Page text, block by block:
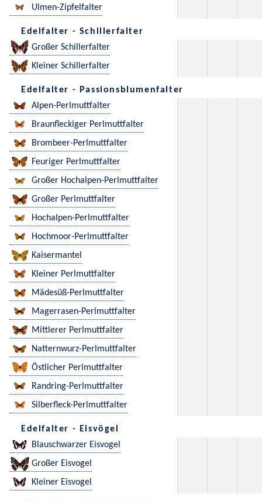
Ulmen-Zipfelfalter
Edelfalter - Schillerfalter
Großer Schillerfalter
Kleiner Schillerfalter
Edelfalter - Passionsblumenfalter
Alpen-Perlmuttfalter
Braunfleckiger Perlmuttfalter
Brombeer-Perlmuttfalter
Feuriger Perlmuttfalter
Großer Hochalpen-Perlmuttfalter
Großer Perlmuttfalter
Hochalpen-Perlmuttfalter
Hochmoor-Perlmuttfalter
Kaisermantel
Kleiner Perlmuttfalter
Mädesüß-Perlmuttfalter
Magerrasen-Perlmuttfalter
Mittlerer Perlmuttfalter
Natternwurz-Perlmuttfalter
Östlicher Perlmuttfalter
Randring-Perlmuttfalter
Silberfleck-Perlmuttfalter
Edelfalter - Eisvögel
Blauschwarzer Eisvogel
Großer Eisvogel
Kleiner Eisvogel